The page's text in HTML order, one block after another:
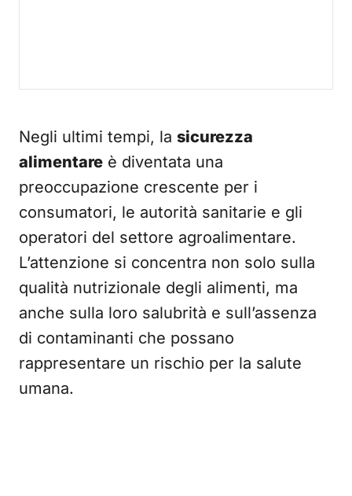
Negli ultimi tempi, la sicurezza
alimentare è diventata una
preoccupazione crescente per i
consumatori, le autorità sanitarie e gli
operatori del settore agroalimentare.
L’attenzione si concentra non solo sulla
qualità nutrizionale degli alimenti, ma
anche sulla loro salubrità e sull’assenza
di contaminanti che possano
rappresentare un rischio per la salute
umana.